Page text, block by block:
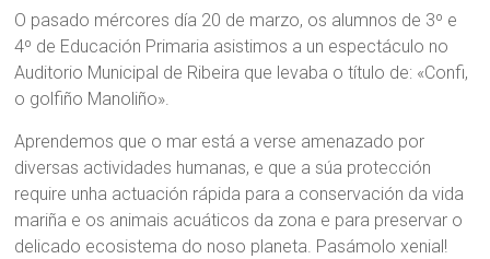
O pasado mércores día 20 de marzo, os alumnos de 3º e
4º de Educación Primaria asistimos a un espectáculo no
Auditorio Municipal de Ribeira que levaba o título de: «Confi,
o golfiño Manoliño».
Aprendemos que o mar está a verse amenazado por
diversas actividades humanas, e que a súa protección
require unha actuación rápida para a conservación da vida
mariña e os animais acuáticos da zona e para preservar o
delicado ecosistema do noso planeta. Pasámolo xenial!